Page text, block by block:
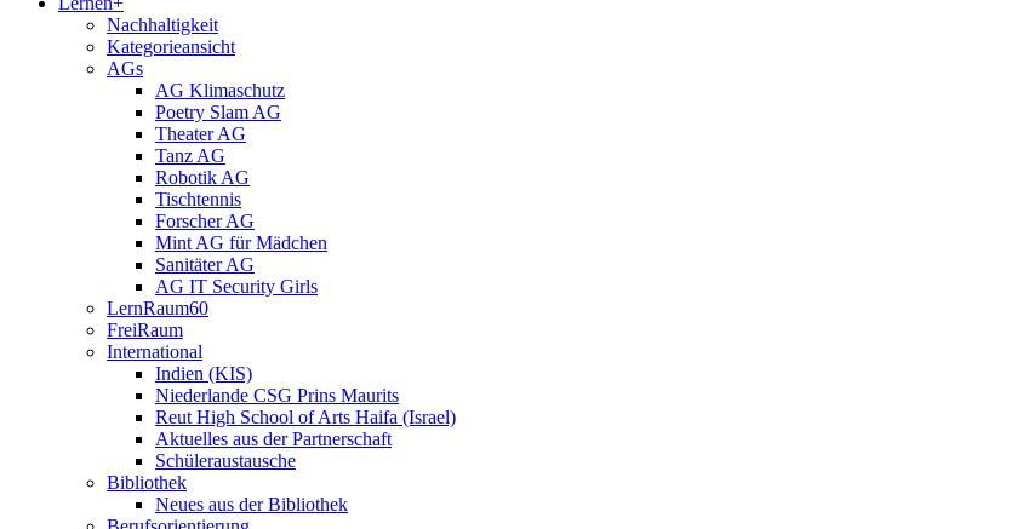
Nachhaltigkeit
Kategorieansicht
AGs
AG Klimaschutz
Poetry Slam AG
Theater AG
Tanz AG
Robotik AG
Tischtennis
Forscher AG
Mint AG für Mädchen
Sanitäter AG
AG IT Security Girls
LernRaum60
FreiRaum
International
Indien (KIS)
Niederlande CSG Prins Maurits
Reut High School of Arts Haifa (Israel)
Aktuelles aus der Partnerschaft
Schüleraustausche
Bibliothek
Neues aus der Bibliothek